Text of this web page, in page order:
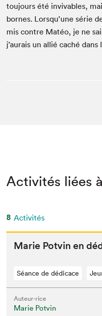
tou­jours été inviv­ables,
bornes. Lorsqu’une série
mis con­tre Matéo, je ne
j’aurais un allié caché dans
Activités liées
8 Activités
Marie Potvin en
Séance de dédicace
Auteur·rice
Marie Potvin